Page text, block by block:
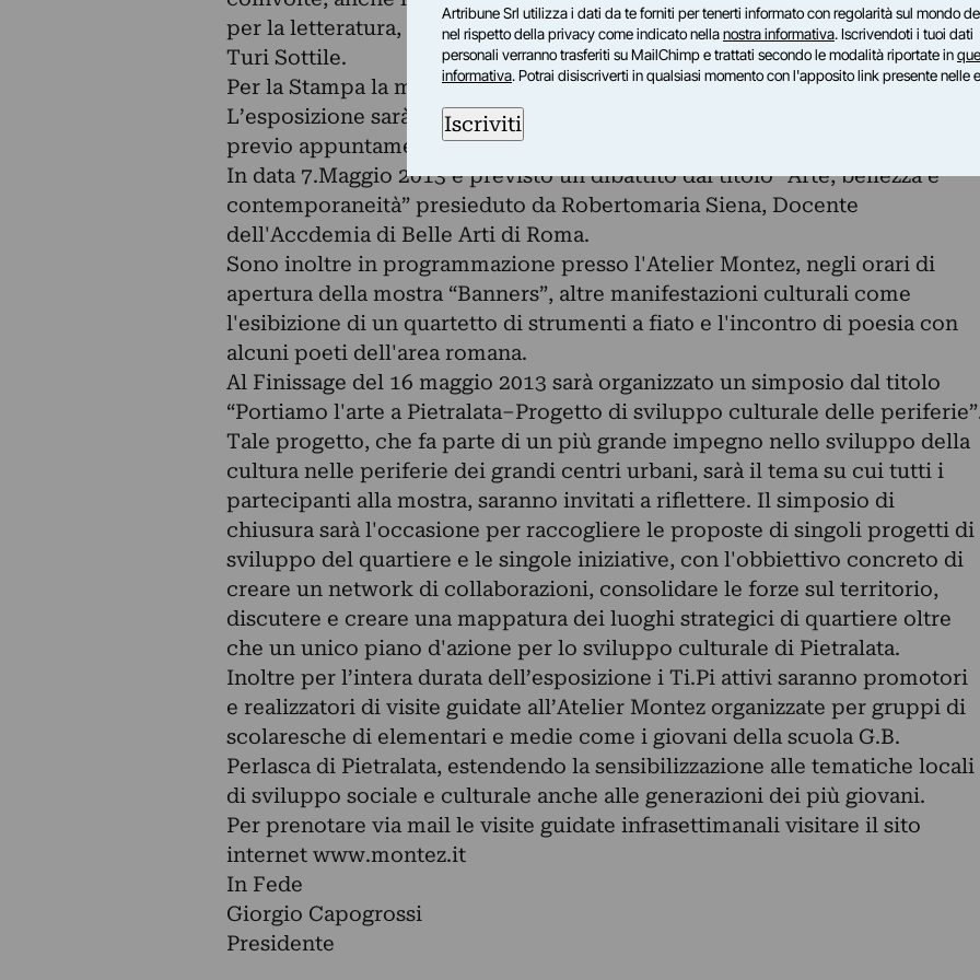
per la letteratura, Dante Maffia che interverrà verbalmente sul lavoro di
Turi Sottile.
Per la Stampa la mostra sarà aperta già dalle 18:00.
L’esposizione sarà visitabile tutti i martedì e giovedì dalle 18:00 alle 21:00 o
previo appuntamento.
In data 7.Maggio 2013 è previsto un dibattito dal titolo “Arte, bellezza e
contemporaneità” presieduto da Robertomaria Siena, Docente
dell'Accdemia di Belle Arti di Roma.
Sono inoltre in programmazione presso l'Atelier Montez, negli orari di
apertura della mostra “Banners”, altre manifestazioni culturali come
l'esibizione di un quartetto di strumenti a fiato e l'incontro di poesia con
alcuni poeti dell'area romana.
Al Finissage del 16 maggio 2013 sarà organizzato un simposio dal titolo
“Portiamo l'arte a Pietralata–Progetto di sviluppo culturale delle
Tale progetto, che fa parte di un più grande impegno nello sviluppo della
cultura nelle periferie dei grandi centri urbani, sarà il tema su cui tutti i
partecipanti alla mostra, saranno invitati a riflettere. Il simposio di
chiusura sarà l'occasione per raccogliere le proposte di singoli progetti di
sviluppo del quartiere e le singole iniziative, con l'obbiettivo concreto di
creare un network di collaborazioni, consolidare le forze sul territorio,
discutere e creare una mappatura dei luoghi strategici di quartiere oltre
che un unico piano d'azione per lo sviluppo culturale di Pietralata.
Inoltre per l’intera durata dell’esposizione i Ti.Pi attivi saranno promotori
e realizzatori di visite guidate all’Atelier Montez organizzate per gruppi di
scolaresche di elementari e medie come i giovani della scuola G.B.
Perlasca di Pietralata, estendendo la sensibilizzazione alle tematiche locali
di sviluppo sociale e culturale anche alle generazioni dei più giovani.
Per prenotare via mail le visite guidate infrasettimanali visitare il sito
internet www.montez.it
In Fede
Giorgio Capogrossi
Presidente
Artribune Srl utilizza i dati da te forniti per tenerti informato con regolarità sul mondo
nel rispetto della privacy come indicato nellanostra informativa. Iscrivendoti i tuoi dati
personali verranno trasferiti su MailChimp e trattati secondo le modalità riportate in
informativa. Potrai disiscriverti in qualsiasi momento con l'apposito link presente nelle
Iscriviti